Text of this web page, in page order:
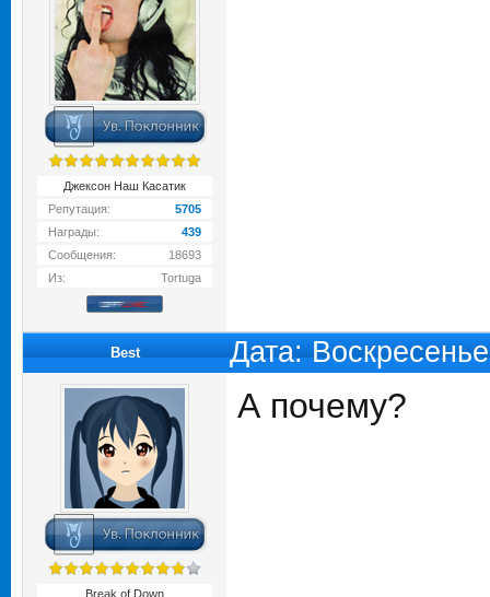
Джексон Наш Касатик
Репутация:
5705
Награды:
439
Сообщения:
18693
Из:
Tortuga
Best Дата:
Break of Down
А почему?